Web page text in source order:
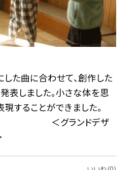
た曲に合わせて、創作した
表しました。小さな体を思
現することができました。
ンドデザ